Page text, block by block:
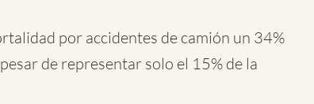
por accidentes de camión un 34%
de representar solo el 15% de la